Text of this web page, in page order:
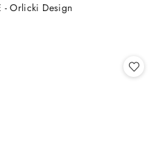
- Orlicki Design